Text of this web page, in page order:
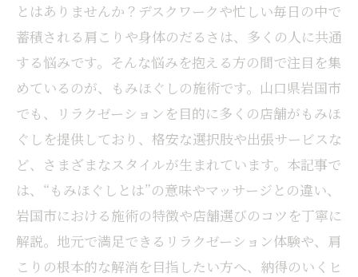
とはありませんか？デスクワークや忙しい毎日の中で
蓄積される肩こりや身体のだるさは、多くの人に共通
する悩みです。そんな悩みを抱える方の間で注目を集
めているのが、もみほぐしの施術です。山口県岩国市
でも、リラクゼーションを目的に多くの店舗がもみほ
ぐしを提供しており、格安な選択肢や出張サービスな
ど、さまざまなスタイルが生まれています。本記事で
は、“もみほぐしとは”の意味やマッサージとの違い、
岩国市における施術の特徴や店舗選びのコツを丁寧に
解説。地元で満足できるリラクゼーション体験や、肩
こりの根本的な解消を目指したい方へ、納得のいくヒ